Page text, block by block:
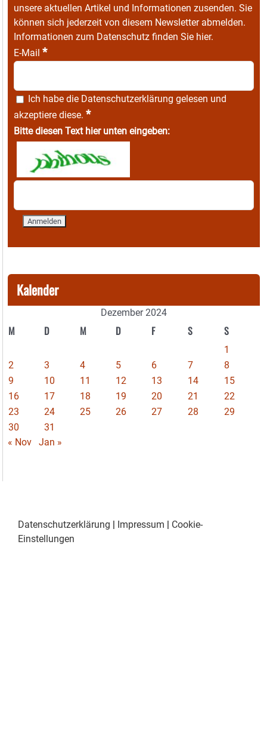
unsere aktuellen Artikel und Informationen zusenden. Sie
können sich jederzeit von diesem Newsletter abmelden.
Informationen zum Datenschutz finden Sie hier.
E-Mail *
Ich habe die Datenschutzerklärung gelesen und
akzeptiere diese. *
Bitte diesen Text hier unten eingeben:
Kalender
Dezember 2024
M D M D F S S
1
2
3 4 5 6 7
8
9
10 11 12 13 14
15
16
17 18 19 20 21
22
23
24 25 26 27 28
29
30
31
« Nov
Jan »
Datenschutzerklärung | Impressum | Cookie-
Einstellungen